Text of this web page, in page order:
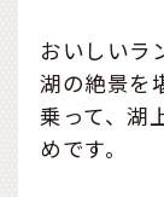
おいしいラ
湖の絶景を
乗って、湖
めです。